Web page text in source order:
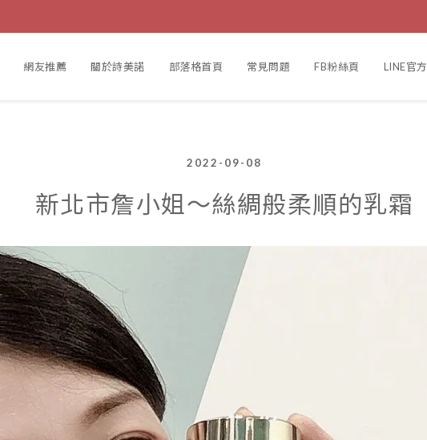
網友推薦 關於詩美諾 部落格首頁 常見問題 FB粉絲頁 LINE官方
2022-09-08
新北市詹小姐～絲綢般柔順的乳霜